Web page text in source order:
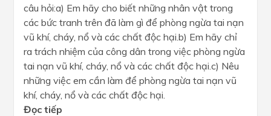
câu hỏi:a) Em hãy cho biết những nhân vật trong
các bức tranh trên đã làm gì để phòng ngừa tai nạn
vũ khí, cháy, nổ và các chất độc hại.b) Em hãy chỉ
ra trách nhiệm của công dân trong việc phòng ngừa
tai nạn vũ khí, cháy, nổ và các chất độc hại.c) Nêu
những việc em cần làm để phòng ngừa tai nạn vũ
khí, cháy, nổ và các chất độc hại.
Đọc tiếp